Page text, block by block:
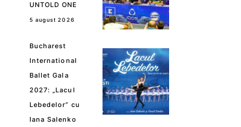
UNTOLD ONE
5 august 2026
Bucharest
International
Ballet Gala
2027: „Lacul
Lebedelor” cu
Iana Salenko